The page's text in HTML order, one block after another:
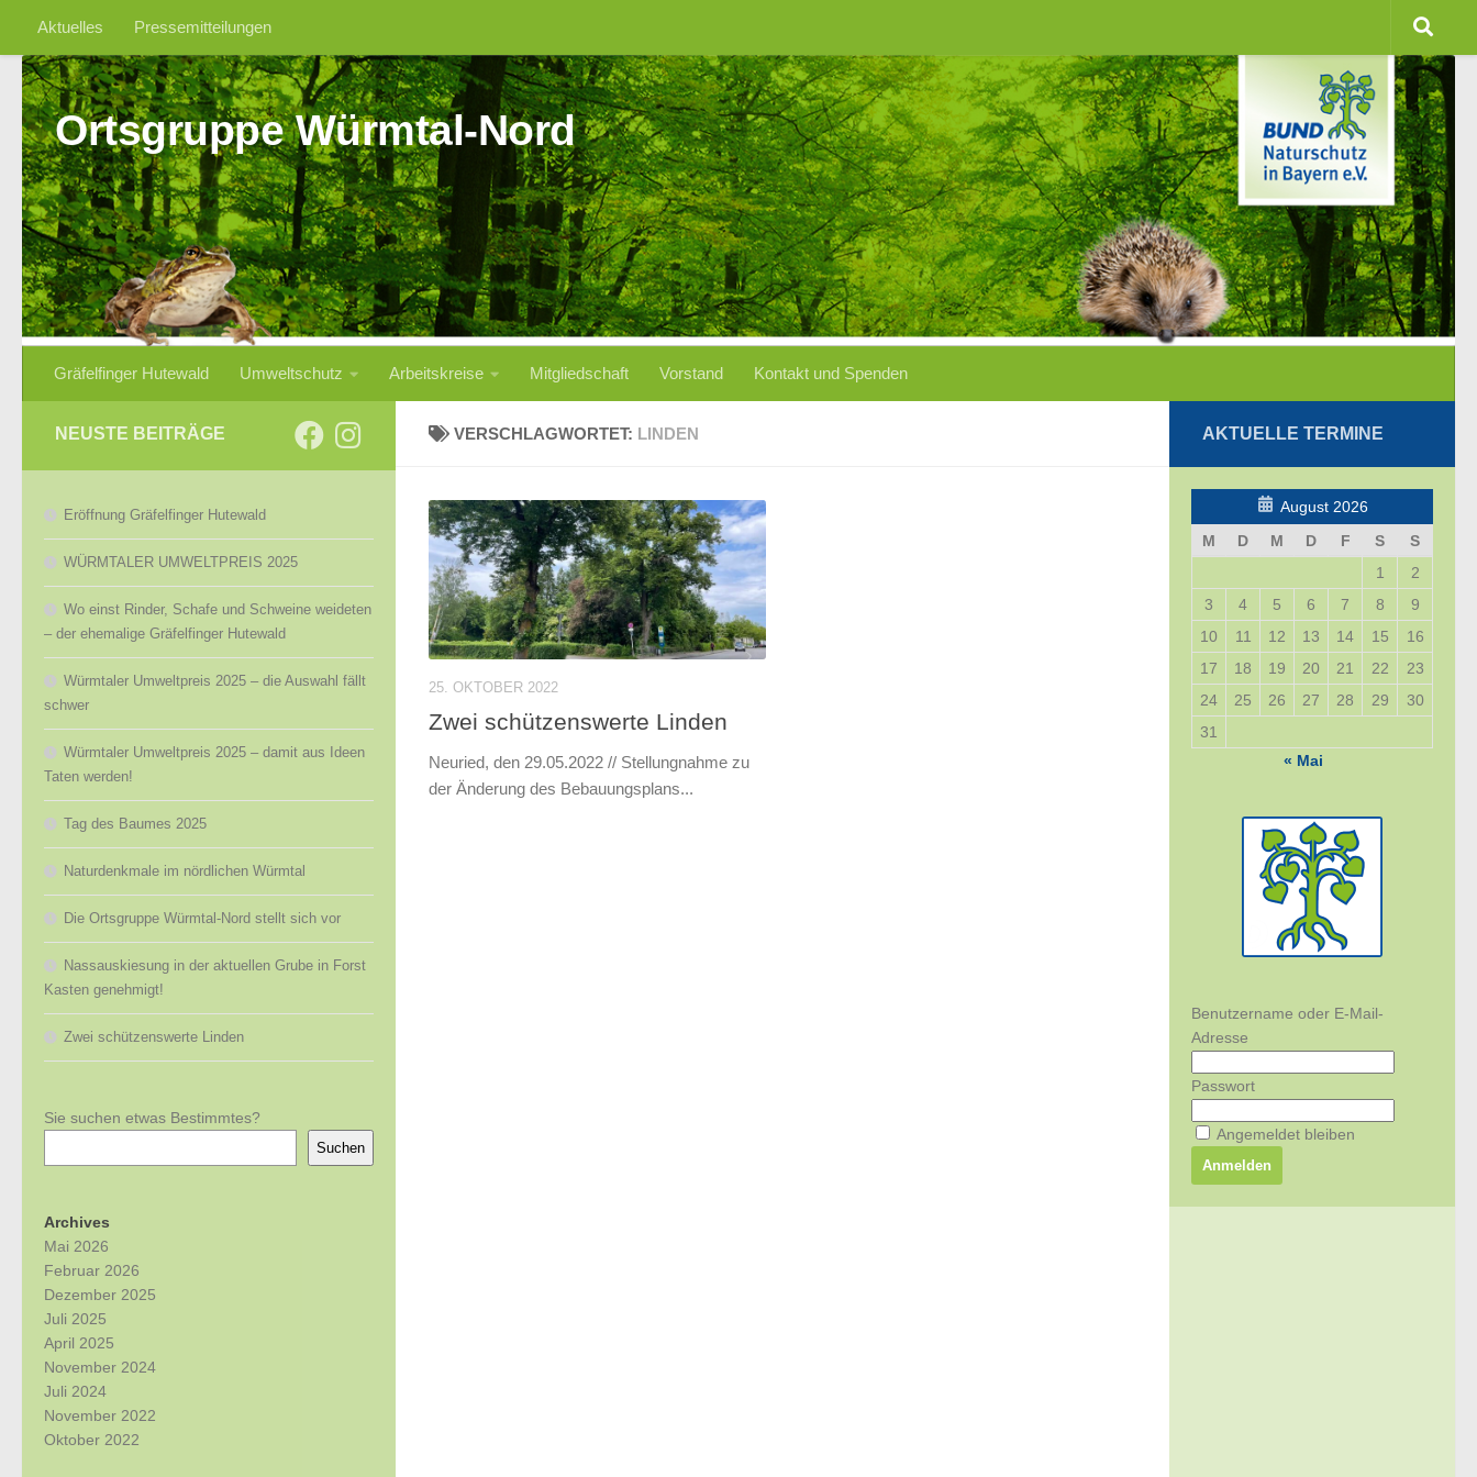
Zum Inhalt springen
Aktuelles Pressemitteilungen
Ortsgruppe Würmtal-Nord
Gräfelfinger Hutewald Umweltschutz Arbeitskreise Mitgliedschaft Vorstand Kontakt und Spenden
VERSCHLAGWORTET: LINDEN
25. OKTOBER 2022
Zwei schützenswerte Linden
Neuried, den 29.05.2022 // Stellungnahme zu
der Änderung des Bebauungsplans...
NEUSTE BEITRÄGE
Eröffnung Gräfelfinger Hutewald
WÜRMTALER UMWELTPREIS 2025
Wo einst Rinder, Schafe und Schweine weideten
– der ehemalige Gräfelfinger Hutewald
Würmtaler Umweltpreis 2025 – die Auswahl fällt
schwer
Würmtaler Umweltpreis 2025 – damit aus Ideen
Taten werden!
Tag des Baumes 2025
Naturdenkmale im nördlichen Würmtal
Die Ortsgruppe Würmtal-Nord stellt sich vor
Nassauskiesung in der aktuellen Grube in Forst
Kasten genehmigt!
Zwei schützenswerte Linden
Sie suchen etwas Bestimmtes?
Suchen
Archives
Mai 2026
Februar 2026
Dezember 2025
Juli 2025
April 2025
November 2024
Juli 2024
November 2022
Oktober 2022
AKTUELLE TERMINE
August 2026
M
D M D F S
S
1
2
3
4 5 6 7 8
9
10
11 12 13 14 15
16
17
18 19 20 21 22
23
24
25 26 27 28 29
30
31
« Mai
Benutzername oder E-Mail-
Adresse
Passwort
Angemeldet bleiben